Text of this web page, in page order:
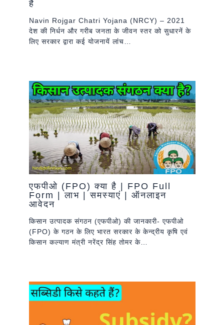
है
Navin Rojgar Chatri Yojana (NRCY) – 2021
देश की निर्धन और गरीब जनता के जीवन स्तर को सुधारनें के
लिए सरकार द्वारा कई योजनायें लांच…
एफपीओ (FPO) क्या है | FPO Full
Form | लाभ | समस्याएं | ऑनलाइन
आवेदन
किसान उत्पादक संगठन (एफपीओ) की जानकारी- एफपीओ
(FPO) के गठन के लिए भारत सरकार के केन्द्रीय कृषि एवं
किसान कल्याण मंत्री नरेंद्र सिंह तोमर के…